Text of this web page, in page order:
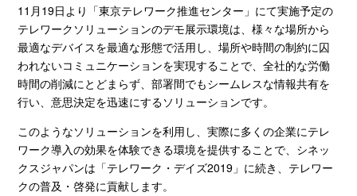
11月 19日より 「東京テレワーク推進センター」 にて実施予定の
テレワークソリューションのデモ展示環境は、様々な場所から
最適なデバイスを最適な形態で活用し、場所や時間の制約に囚
われないコミュニケーションを実現することで、全社的な労働
時間の削減にとどまらず、部署間でもシームレスな情報共有を
行い、意思決定を迅速にするソリューションです。
このようなソリューションを利用し、実際に多くの企業にテレ
ワーク導入の効果を体験できる環境を提供することで、シネッ
クスジャパンは「テレワーク・デイズ2019」 に続き、テレワー
クの普及・啓発に貢献します。